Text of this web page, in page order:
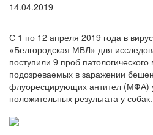
14.04.2019
С 1 по 12 апреля 2019 года в
«Белгородская МВЛ» для
поступили 9 проб
подозреваемых в заражении
флуоресцирующих антител (МФА)
положительных результата у собак.